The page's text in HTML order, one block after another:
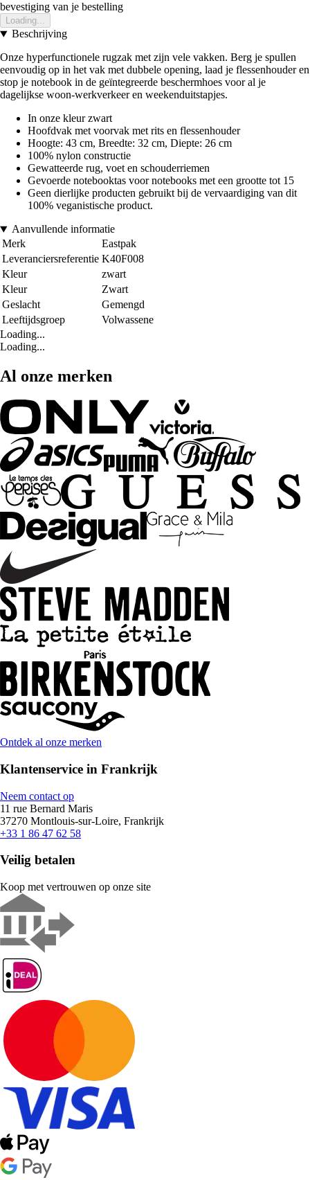
bevestiging van je bestelling
Loading...
Beschrijving
Onze hyperfunctionele rugzak met zijn vele vakken. Berg je spullen
eenvoudig op in het vak met dubbele opening, laad je flessenhouder en
stop je notebook in de geïntegreerde beschermhoes voor al je
dagelijkse woon-werkverkeer en weekenduitstapjes.
In onze kleur zwart
Hoofdvak met voorvak met rits en flessenhouder
Hoogte: 43 cm, Breedte: 32 cm, Diepte: 26 cm
100% nylon constructie
Gewatteerde rug, voet en schouderriemen
Gevoerde notebooktas voor notebooks met een grootte tot 15
Geen dierlijke producten gebruikt bij de vervaardiging van dit
100% veganistische product.
Aanvullende informatie
Merk
Eastpak
Leveranciersreferentie K40F008
Kleur
zwart
Kleur
Zwart
Geslacht
Gemengd
Leeftijdsgroep
Volwassene
Loading...
Loading...
Al onze merken
Ontdek al onze merken
Klantenservice in Frankrijk
Neem contact op
11 rue Bernard Maris
37270 Montlouis-sur-Loire, Frankrijk
+33 1 86 47 62 58
Veilig betalen
Koop met vertrouwen op onze site